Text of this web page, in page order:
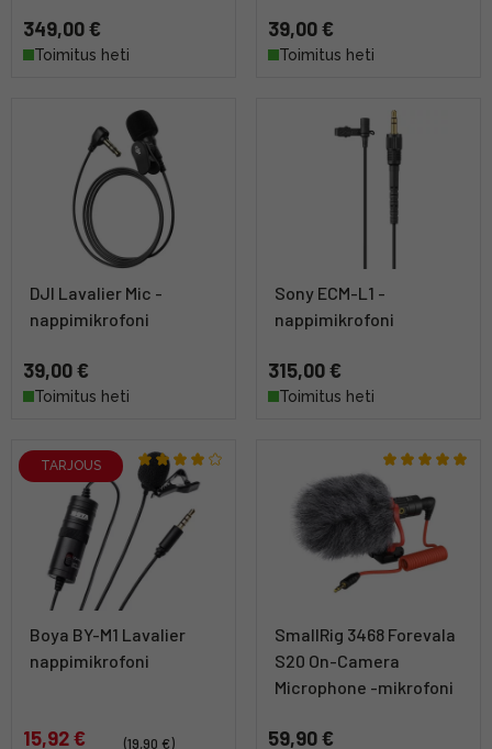
349,00 €
Toimitus heti
39,00 €
Toimitus heti
DJI Lavalier Mic -
nappimikrofoni
39,00 €
Toimitus heti
Sony ECM-L1 -
nappimikrofoni
315,00 €
Toimitus heti
TARJOUS
Boya BY-M1 Lavalier
nappimikrofoni
15,92 €
(19,90 €)
SmallRig 3468 Forevala
S20 On-Camera
Microphone -mikrofoni
59,90 €